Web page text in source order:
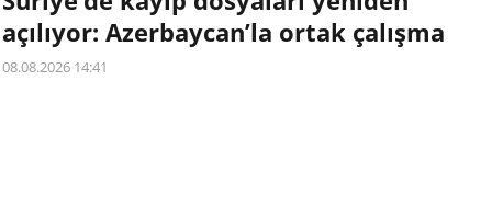
açılıyor: Azerbaycan’la ortak çalışma
08.08.2026 14:41